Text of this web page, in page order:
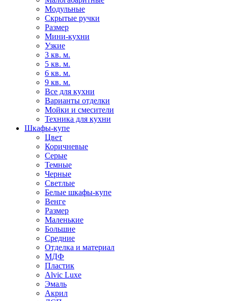
Модульные
Скрытые ручки
Размер
Мини-кухни
Узкие
3 кв. м.
5 кв. м.
6 кв. м.
9 кв. м.
Все для кухни
Варианты отделки
Мойки и смесители
Техника для кухни
Шкафы-купе
Цвет
Коричневые
Серые
Темные
Черные
Светлые
Белые шкафы-купе
Венге
Размер
Маленькие
Большие
Средние
Отделка и материал
МДФ
Пластик
Alvic Luxe
Эмаль
Акрил